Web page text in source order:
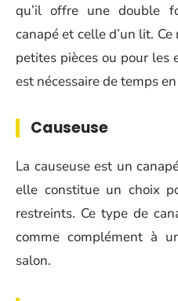
qu’il offre une double
canapé et celle d’un lit.
petites pièces ou pour les
est nécessaire de temps
Causeuse
La causeuse est un
elle constitue un choix
restreints. Ce type de
comme complément à
salon.